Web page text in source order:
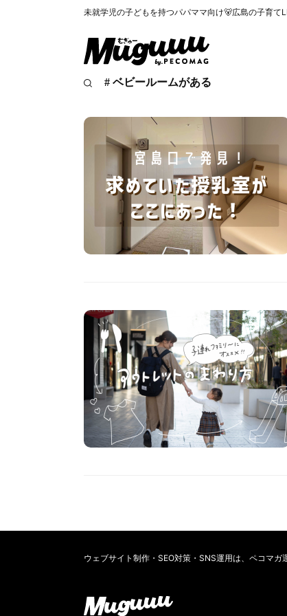
未就学児の子どもを持つパパママ向け🐻広島の子育て
# ベビールームがある
ウェブサイト制作・SEO対策・SNS運用は、ペコマガ